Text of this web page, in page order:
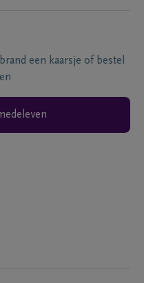
een kaarsje of bestel